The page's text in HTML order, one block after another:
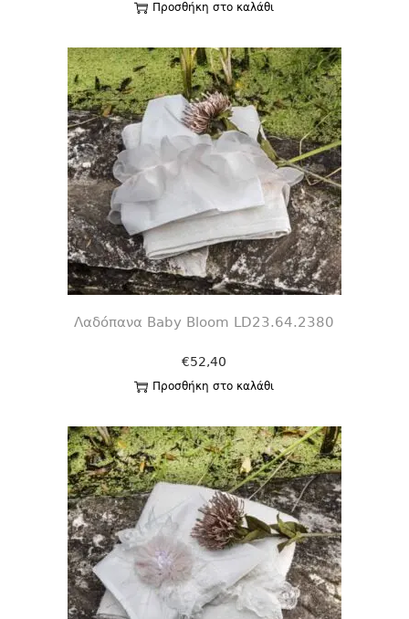
Προσθήκη στο καλάθι
Λαδόπανα Baby Bloom LD23.64.2380
€52,40
Προσθήκη στο καλάθι